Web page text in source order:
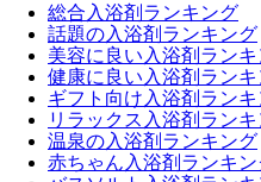
総合入浴剤ランキング
話題の入浴剤ランキング
美容に良い入浴剤ラン
健康に良い入浴剤ラン
ギフト向け入浴剤ラン
リラックス入浴剤ラン
温泉の入浴剤ランキング
赤ちゃん入浴剤ランキン